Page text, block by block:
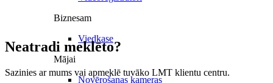
Biznesam
Viedkase
Mājai
Novērošanas kameras
Neatradi meklēto?
Sazinies ar mums vai apmeklē tuvāko LMT klientu centru.